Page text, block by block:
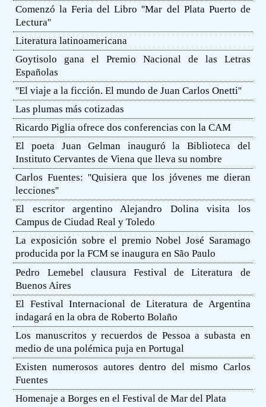
Comenzó la Feria del Libro ''Mar del Plata Puerto de
Lectura''
Literatura latinoamericana
Goytisolo gana el Premio Nacional de las Letras
Españolas
''El viaje a la ficción. El mundo de Juan Carlos Onetti''
Las plumas más cotizadas
Ricardo Piglia ofrece dos conferencias con la CAM
El poeta Juan Gelman inauguró la Biblioteca del
Instituto Cervantes de Viena que lleva su nombre
Carlos Fuentes: ''Quisiera que los jóvenes me dieran
lecciones''
El escritor argentino Alejandro Dolina visita los
Campus de Ciudad Real y Toledo
La exposición sobre el premio Nobel José Saramago
producida por la FCM se inaugura en São Paulo
Pedro Lemebel clausura Festival de Literatura de
Buenos Aires
El Festival Internacional de Literatura de Argentina
indagará en la obra de Roberto Bolaño
Los manuscritos y recuerdos de Pessoa a subasta en
medio de una polémica puja en Portugal
Existen numerosos autores dentro del mismo Carlos
Fuentes
Homenaje a Borges en el Festival de Mar del Plata